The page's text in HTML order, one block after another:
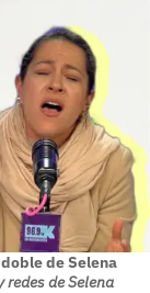
de Selena
redes de Selena